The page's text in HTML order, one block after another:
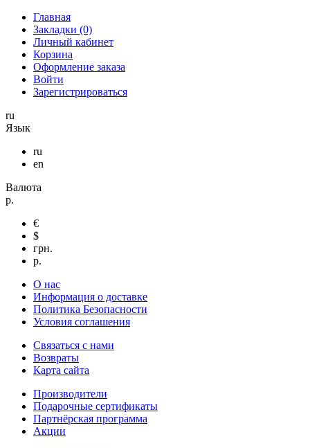
Главная
Закладки (0)
Личный кабинет
Корзина
Оформление заказа
Войти
Зарегистрироваться
ru
Язык
ru
en
Валюта
р.
€
$
грн.
р.
О нас
Информация о доставке
Политика Безопасности
Условия соглашения
Связаться с нами
Возвраты
Карта сайта
Производители
Подарочные сертификаты
Партнёрская программа
Акции